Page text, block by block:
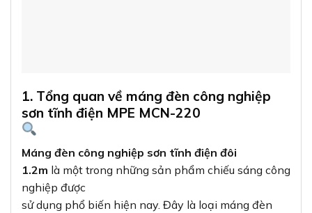
1. Tổng quan về máng đèn công nghiệp
sơn tĩnh điện MPE MCN-220
Máng đèn công nghiệp sơn tĩnh điện đôi
1.2m là một trong những sản phẩm chiếu sáng công
nghiệp được
sử dụng phổ biến hiện nay. Đây là loại máng đèn